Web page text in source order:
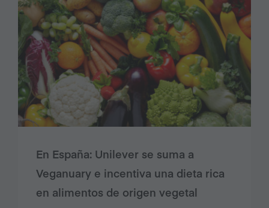
En España: Unilever se suma a
Veganuary e incentiva una dieta rica
en alimentos de origen vegetal